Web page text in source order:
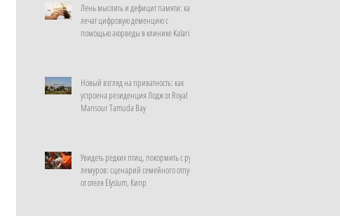
Лень мыслить и дефицит памяти: как
лечат цифровую деменцию с
помощью аюрведы в клинике Kalari
Новый взгляд на приватность: как
устроена резиденция Лодж от Royal
Mansour Tamuda Bay
Увидеть редких птиц, покормить с рук
лемуров: сценарий семейного отпуска
от отеля Elysium, Кипр